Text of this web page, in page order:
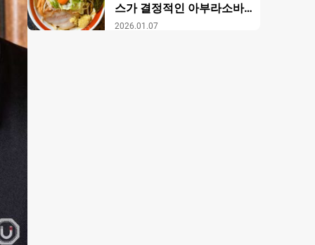
2026.01.07
스가 결정적인 아부라소바
【무사시노 아부라 각카